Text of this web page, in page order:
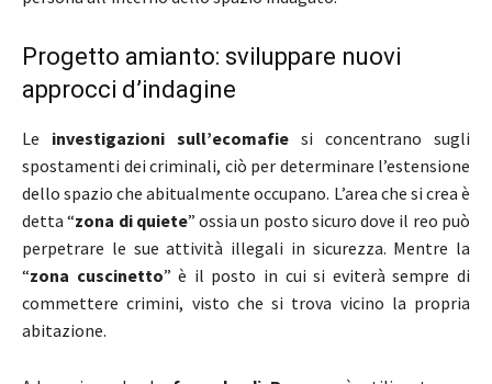
Progetto amianto: sviluppare nuovi
approcci d’indagine
Le investigazioni sull’ecomafie si concentrano sugli
spostamenti dei criminali, ciò per determinare l’estensione
dello spazio che abitualmente occupano. L’area che si crea è
detta “zona di quiete” ossia un posto sicuro dove il reo può
perpetrare le sue attività illegali in sicurezza. Mentre la
“zona cuscinetto” è il posto in cui si eviterà sempre di
commettere crimini, visto che si trova vicino la propria
abitazione.